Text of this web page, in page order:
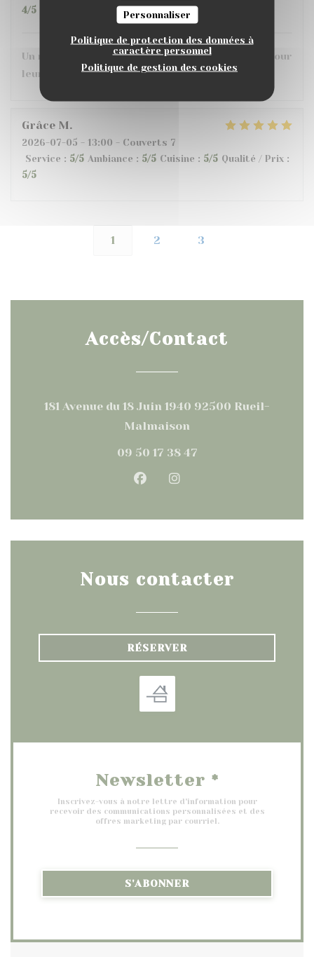
Personnaliser
Politique de protection des données à
caractère personnel
Politique de gestion des cookies
4/5
Un régale pour nos papilles !et bravo à l équipe pour
leurs bons services !
Grâce M
2026-07-05 - 13:00 - Couverts 7
Service : 5/5 Ambiance : 5/5 Cuisine : 5/5 Qualité / Prix :
5/5
1 2 3
Accès/Contact
181 Avenue du 18 Juin 1940 92500 Rueil-
Malmaison
09 50 17 38 47
Facebook ((ouvre une
Nous contacter
RÉSERVER
Newsletter *
Inscrivez-vous à notre lettre d'information pour
recevoir des communications personnalisées et des
offres marketing par courriel.
S'ABONNER